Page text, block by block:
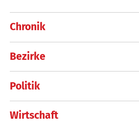
Chronik
Bezirke
Politik
Wirtschaft